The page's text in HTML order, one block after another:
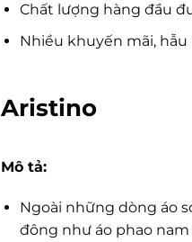
Chất lượng hàng đầu
Nhiều khuyến mãi,
Aristino
Mô tả:
Ngoài những dòng áo
đông như áo phao